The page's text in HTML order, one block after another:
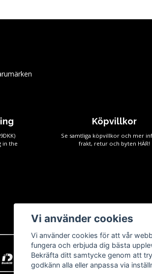
in the
Köpvillkor
Se samtliga köpvillkor och mer
frakt, retur och byten HÄR!
Vi använder cookies
Vi använder cookies för att vår
fungera och erbjuda dig bästa
Bekräfta ditt samtycke genom att
godkänn alla eller anpassa via